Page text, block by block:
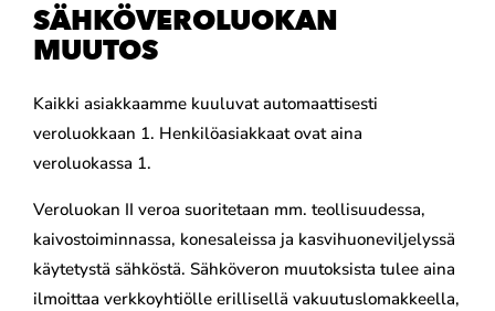
SÄHKÖVEROLUOKAN
MUUTOS
Kaikki asiakkaamme kuuluvat automaattisesti
veroluokkaan 1. Henkilöasiakkaat ovat aina
veroluokassa 1.
Veroluokan II veroa suoritetaan mm. teollisuudessa,
kaivostoiminnassa, konesaleissa ja kasvihuoneviljelyssä
käytetystä sähköstä. Sähköveron muutoksista tulee aina
ilmoittaa verkkoyhtiölle erillisellä vakuutuslomakkeella,